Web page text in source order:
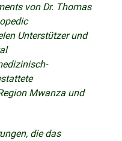
von Dr. Thomas
Unterstützer und
Mwanza und
die das